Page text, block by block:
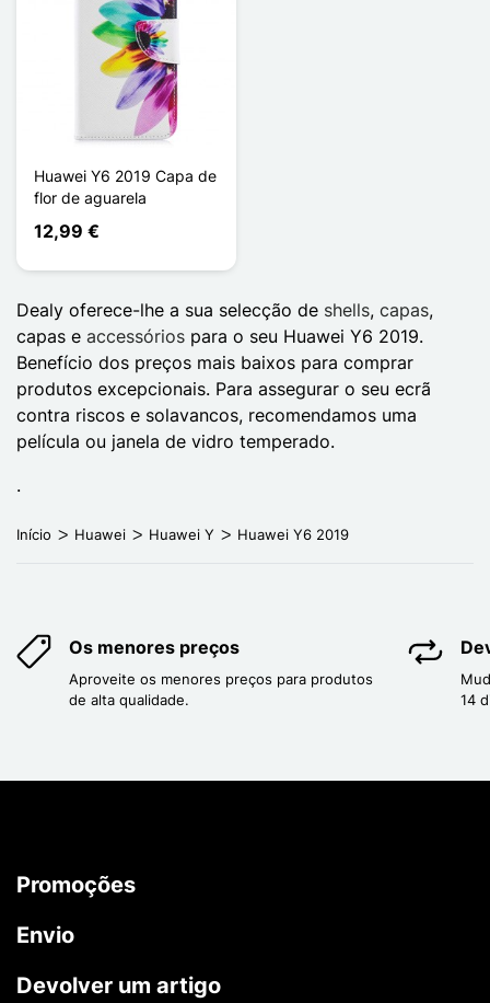
Huawei Y6 2019 Capa de
flor de aguarela
12,99 €
Dealy oferece-lhe a sua selecção de shells, capas,
capas e accessórios para o seu Huawei Y6 2019.
Benefício dos preços mais baixos para comprar
produtos excepcionais. Para assegurar o seu ecrã
contra riscos e solavancos, recomendamos uma
película ou janela de vidro temperado.
.
Início Huawei Huawei Y Huawei Y6 2019
Os menores preços
Aproveite os menores preços para produtos
de alta qualidade.
14
Promoções
Envio
Devolver um artigo